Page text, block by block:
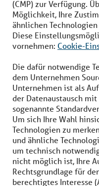
(CMP) zur Verfügung.
Möglichkeit, Ihre
ähnlichen
Diese
vornehmen: Cookie-
Die dafür notwendige
dem Unternehmen
Unternehmen ist als
der Datenaustausch
sogenannte
Um sich Ihre Wahl
Technologien zu
und ähnliche
um technisch
nicht möglich ist, Ihre
Rechtsgrundlage für
berechtigtes Interesse